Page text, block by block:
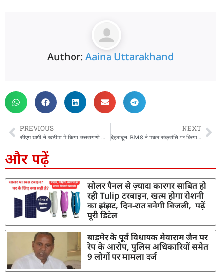
Author: Aaina Uttarakhand
PREVIOUS
सीएम धामी ने खटीमा में किया उत्तरायणी कौतिक मेले का शुभारंभ, मंच से किया पर्वतीय विकास भवन बनाने और उत्तरायणी मेले को अर्थिल मदद देने का ऐलान
NEXT
देहरादून: BMS ने मकर संक्रांति पर किया खिचड़ी एंव दही चूड़ा सहभोज कार्यक्रम का आयोजन, मंत्री रेखा के पति के बयान की निंदा की…
और पढ़ें
सोलर पैनल से ज़्यादा कारगर साबित हो
रही Tulip टरबाइन, खत्म होगा रोशनी
का झंझट, दिन-रात बनेगी बिजली, पढ़ें
पूरी डिटेल
बाड़मेर के पूर्व विधायक मेवाराम जैन पर
रेप के आरोप, पुलिस अधिकारियों समेत
9 लोगों पर मामला दर्ज